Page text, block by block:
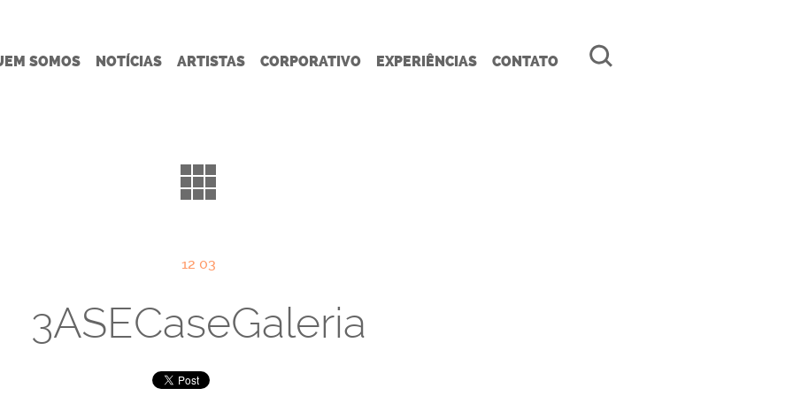
SOMOS NOTÍCIAS ARTISTAS CORPORATIVO EXPERIÊNCIAS CONTATO
12 03
3ASECaseGaleria